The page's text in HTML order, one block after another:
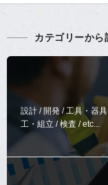
カテゴリーから
設計 / 開発 / 工具・器
工・組立 / 検査 / etc...